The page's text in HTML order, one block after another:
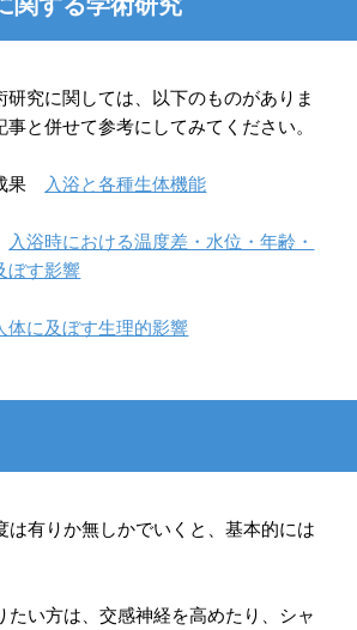
研究に関しては、以下のものがありま
と併せて参考にしてみてください。
果 入浴と各種生体機能
入浴時における温度差・水位・年齢・
ぼす影響
体に及ぼす生理的影響
は有りか無しかでいくと、基本的には
たい方は、交感神経を高めたり、シャ